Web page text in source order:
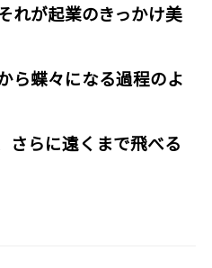
が起業のきっかけ――美
ら蝶々になる過程のよ
さらに遠くまで飛べる